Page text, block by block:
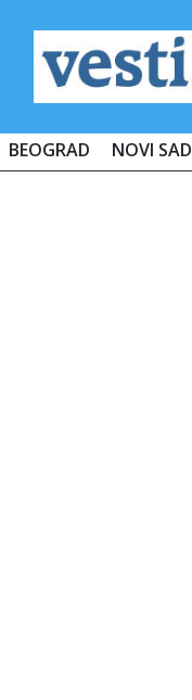
BEOGRAD NOVI SAD